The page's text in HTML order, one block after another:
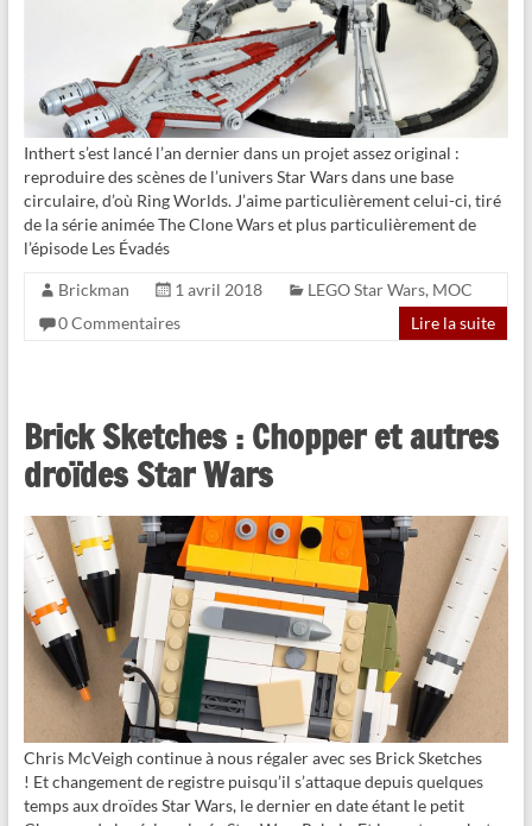
Inthert s’est lancé l’an dernier dans un projet assez original :
reproduire des scènes de l’univers Star Wars dans une base
circulaire, d’où Ring Worlds. J’aime particulièrement celui-ci, tiré
de la série animée The Clone Wars et plus particulièrement de
l’épisode Les Évadés
Brickman 1 avril 2018 LEGO Star Wars, MOC
0 Commentaires
Lire la suite
Brick Sketches : Chopper et autres
droïdes Star Wars
Chris McVeigh continue à nous régaler avec ses Brick Sketches
! Et changement de registre puisqu’il s’attaque depuis quelques
temps aux droïdes Star Wars, le dernier en date étant le petit